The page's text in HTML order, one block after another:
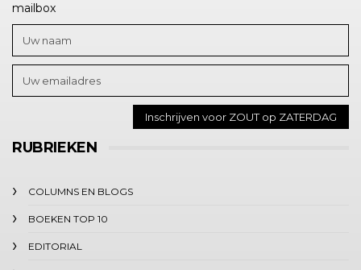
mailbox
RUBRIEKEN
COLUMNS EN BLOGS
BOEKEN TOP 10
EDITORIAL